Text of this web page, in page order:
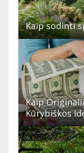
Kaip sodinti
Kaip
Kūrybiškos